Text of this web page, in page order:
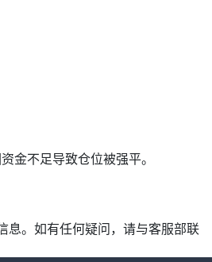
金不足导致仓位被强平。
息。如有任何疑问，请与客服部联